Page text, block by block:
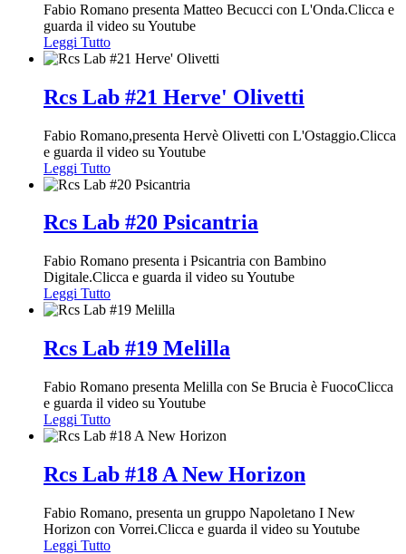
Fabio Romano presenta Matteo Becucci con L'Onda.Clicca e
guarda il video su Youtube
Leggi Tutto
Rcs Lab #21 Herve' Olivetti
Fabio Romano,presenta Hervè Olivetti con L'Ostaggio.Clicca
e guarda il video su Youtube
Leggi Tutto
Rcs Lab #20 Psicantria
Fabio Romano presenta i Psicantria con Bambino
Digitale.Clicca e guarda il video su Youtube
Leggi Tutto
Rcs Lab #19 Melilla
Fabio Romano presenta Melilla con Se Brucia è FuocoClicca
e guarda il video su Youtube
Leggi Tutto
Rcs Lab #18 A New Horizon
Fabio Romano, presenta un gruppo Napoletano I New
Horizon con Vorrei.Clicca e guarda il video su Youtube
Leggi Tutto